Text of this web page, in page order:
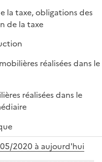
la taxe, obligations des
de la taxe
réalisées dans le
réalisées dans le
2020 à aujourd'hui